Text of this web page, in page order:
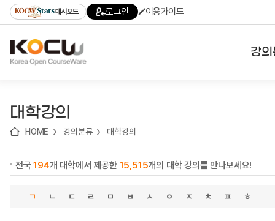
기
기
기
content)
가
대시보드 로그인 이용가이드
강
대학강의
HOME 강의분류 대학강의
전국194개 대학에서 제공한 15,515개의 대학 강의를 만나보세요!
ㄱ ㄴ ㄷ ㄹ ㅁ ㅂ ㅅ ㅇ ㅈ ㅊ ㅍ ㅎ